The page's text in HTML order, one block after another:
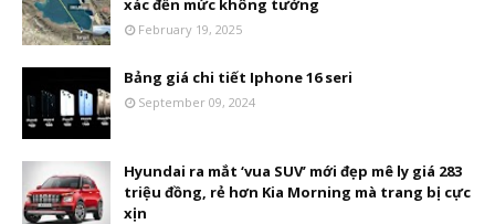
xác đến mức không tưởng
February 19, 2025
Bảng giá chi tiết Iphone 16 seri
September 09, 2024
Hyundai ra mắt ‘vua SUV’ mới đẹp mê ly giá 283
triệu đồng, rẻ hơn Kia Morning mà trang bị cực
xịn